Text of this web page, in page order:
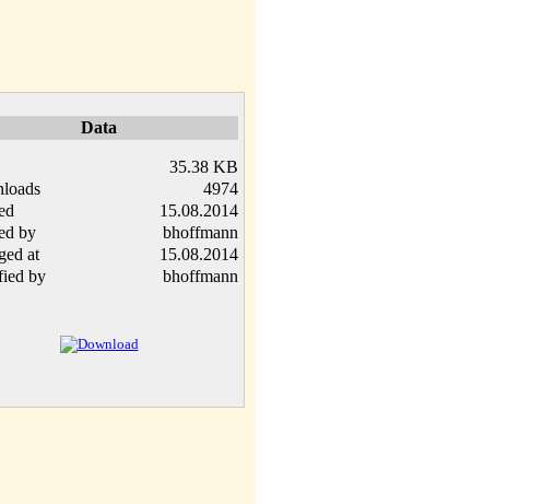
Data
35.38 KB
4974
15.08.2014
by
bhoffmann
at
15.08.2014
by
bhoffmann